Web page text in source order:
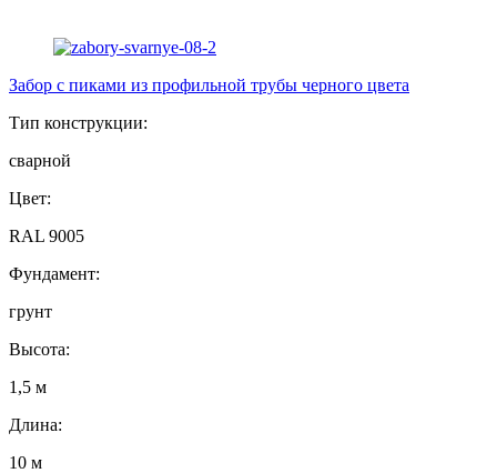
Забор с пиками из профильной трубы черного цвета
Тип конструкции:
сварной
Цвет:
RAL 9005
Фундамент:
грунт
Высота:
1,5 м
Длина:
10 м